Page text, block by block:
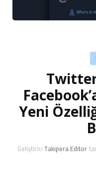
Yeni
GeliştiriciTakipera Editor